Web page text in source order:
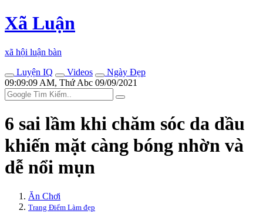
Xã Luận
xã hội luận bàn
Luyện IQ
Videos
Ngày Đẹp
09:09:09 AM, Thứ Abc 09/09/2021
6 sai lầm khi chăm sóc da dầu
khiến mặt càng bóng nhờn và
dễ nổi mụn
Ăn Chơi
Trang Điểm Làm đẹp